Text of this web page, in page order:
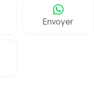
Envoyer